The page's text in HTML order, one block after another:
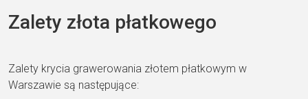
Zalety złota płatkowego
Zalety krycia grawerowania złotem płatkowym w
Warszawie są następujące: